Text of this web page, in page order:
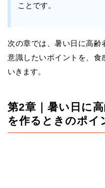
ことです。
次の章では、暑い日に高齢
意識したいポイントを、食
いきます。
第2章｜暑い日に
を作るときのポイ